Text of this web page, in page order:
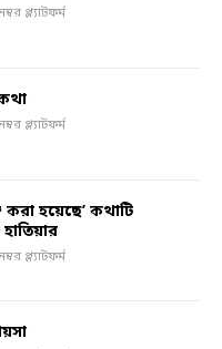
প্ল্যাটফর্ম
প্ল্যাটফর্ম
হয়েছে’ কথাটি
প্ল্যাটফর্ম